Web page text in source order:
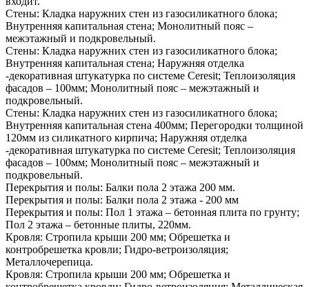
Стены: Кладка наружних стен из газосиликатного блока;
Внутренняя капитальная стена; Монолитный пояс –
межэтажный и подкровельный.
Стены: Кладка наружних стен из газосиликатного блока;
Внутренняя капитальная стена; Наружняя отделка
-декоративная штукатурка по системе Ceresit; Теплоизоляция
фасадов – 100мм; Монолитный пояс – межэтажный и
подкровельный.
Стены: Кладка наружних стен из газосиликатного блока;
Внутренняя капитальная стена 400мм; Перегородки толщиной
120мм из силикатного кирпича; Наружняя отделка
-декоративная штукатурка по системе Ceresit; Теплоизоляция
фасадов – 100мм; Монолитный пояс – межэтажный и
подкровельный.
Перекрытия и полы: Балки пола 2 этажа 200 мм.
Перекрытия и полы: Балки пола 2 этажа - 200 мм
Перекрытия и полы: Пол 1 этажа – бетонная плита по грунту;
Пол 2 этажа – бетонные плиты, 220мм.
Кровля: Стропила крыши 200 мм; Обрешетка и
контробрешетка кровли; Гидро-ветроизоляция;
Металлочерепица.
Кровля: Стропила крыши 200 мм; Обрешетка и